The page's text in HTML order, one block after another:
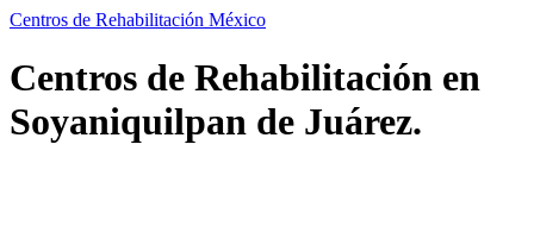
Centros de Rehabilitación México
Centros de Rehabilitación en
Soyaniquilpan de Juárez.